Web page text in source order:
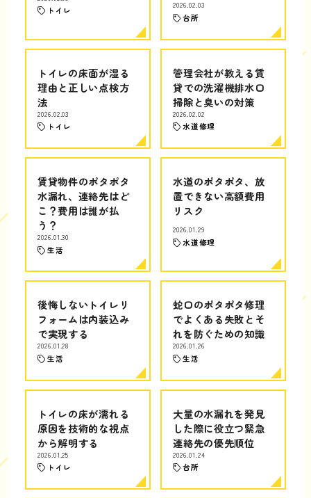
トイレ
2026.02.03
台所
トイレの床面が湿る
理由と正しい点検方
法
2026.02.03
トイレ
管理会社が教える賃
貸での洗濯機排水口
掃除と臭いの対策
2026.02.02
水道修理
賃貸物件のポタポタ
水漏れ、連絡先はど
こ？費用は誰が払
う？
2026.01.30
生活
水道のポタポタ、放
置できない高額費用
リスク
2026.01.29
水道修理
後悔しないトイレリ
フォームは内装込み
で実現する
2026.01.28
生活
蛇口のポタポタ修理
でよくある失敗とそ
れを防ぐための知識
2026.01.26
生活
トイレの床が濡れる
原因を技術的な視点
から解明する
2026.01.25
トイレ
大量の水漏れを発見
した際に役立つ緊急
連絡先の優先順位
2026.01.24
台所